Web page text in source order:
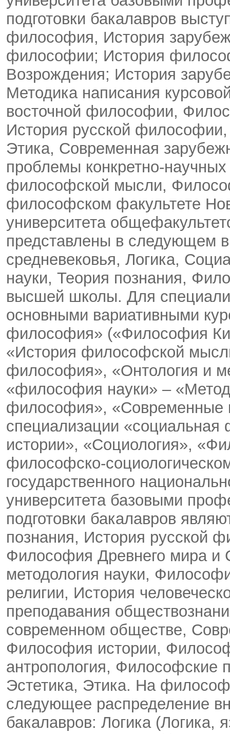
подготовки бакалавров
философия, История
философии; История
Возрождения; История
Методика написания
восточной философии,
История русской
Этика, Современная
проблемы конкретно-
философской мысли,
философском факультете
университета
представлены в следующем
средневековья, Логика,
науки, Теория познания,
высшей школы. Для
основными вариативными
философия» («Философия
«История философской
философия», «Онтология и
«философия науки» –
философия», «Современные
специализации
истории», «Социология»,
философско-
государственного
университета базовыми
подготовки бакалавров
познания, История русской
Философия Древнего мира и
методология науки,
религии, История
преподавания
современном обществе,
Философия истории,
антропология, Философские
Эстетика, Этика. На
следующее распределение
бакалавров: Логика